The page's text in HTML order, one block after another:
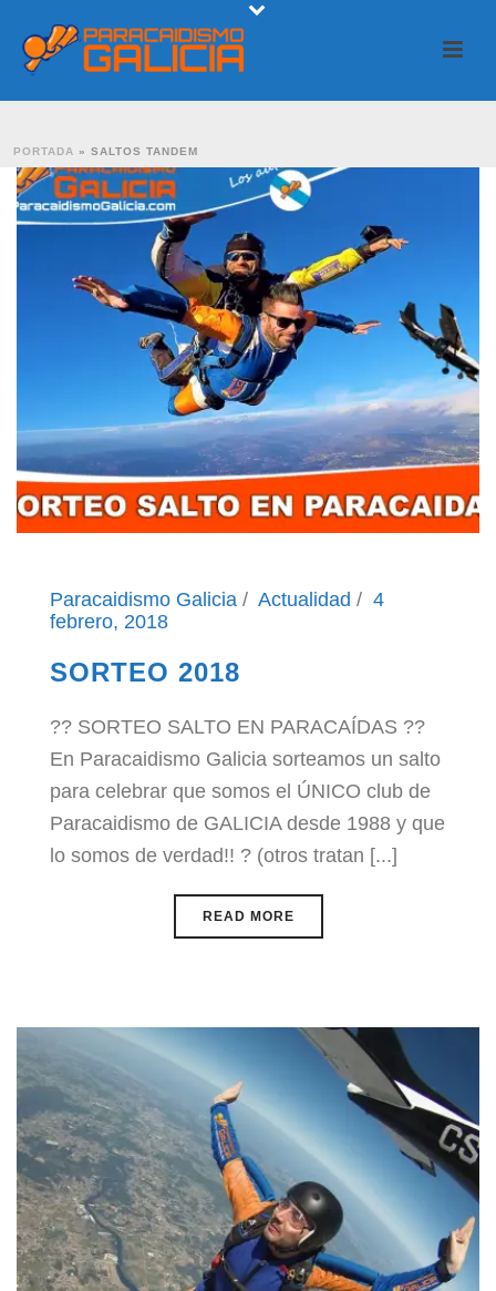
PORTADA » SALTOS TANDEM
Paracaidismo Galicia Actualidad
4
febrero, 2018
SORTEO 2018
?? SORTEO SALTO EN PARACAÍDAS ??
En Paracaidismo Galicia sorteamos un salto
para celebrar que somos el ÚNICO club de
Paracaidismo de GALICIA desde 1988 y que
lo somos de verdad!! ? (otros tratan [...]
READ MORE